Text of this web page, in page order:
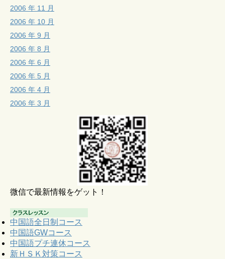
2006 年 11 月
2006 年 10 月
2006 年 9 月
2006 年 8 月
2006 年 6 月
2006 年 5 月
2006 年 4 月
2006 年 3 月
微信で最新情報をゲット！
中国語全日制コース
中国語GWコース
中国語プチ連休コース
新ＨＳＫ対策コース